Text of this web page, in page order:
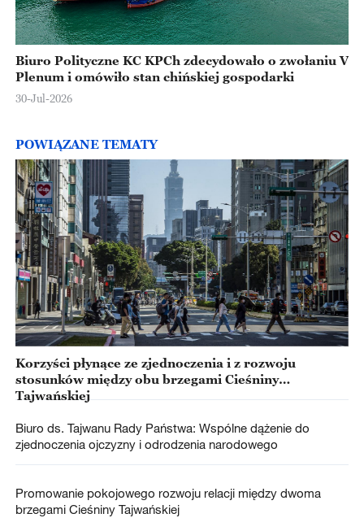
Biuro Polityczne KC KPCh zdecydowało o zwołaniu V
Plenum i omówiło stan chińskiej gospodarki
30-Jul-2026
POWIĄZANE TEMATY
Korzyści płynące ze zjednoczenia i z rozwoju
stosunków między obu brzegami Cieśniny
Tajwańskiej
Biuro ds. Tajwanu Rady Państwa: Wspólne dążenie do
zjednoczenia ojczyzny i odrodzenia narodowego
Promowanie pokojowego rozwoju relacji między dwoma
brzegami Cieśniny Tajwańskiej